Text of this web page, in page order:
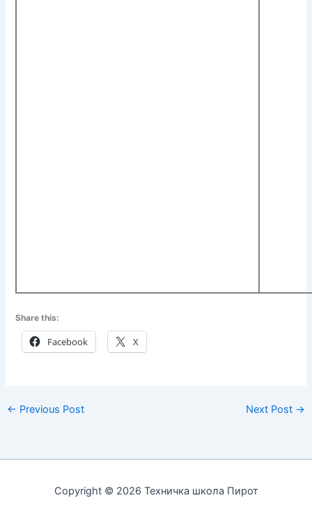
Share this:
Facebook X
← Previous Post Next Post →
Copyright © 2026 Техничка школа Пирот